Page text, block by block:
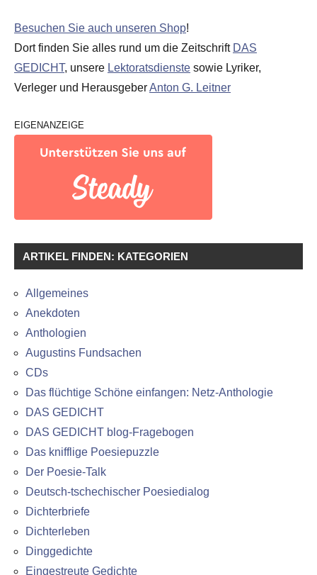
Besuchen Sie auch unseren Shop!
Dort finden Sie alles rund um die Zeitschrift DAS
GEDICHT, unsere Lektoratsdienste sowie Lyriker,
Verleger und HerausgeberAnton G. Leitner
EIGENANZEIGE
ARTIKEL FINDEN: KATEGORIEN
Allgemeines
Anekdoten
Anthologien
Augustins Fundsachen
CDs
Das flüchtige Schöne einfangen: Netz-Anthologie
DAS GEDICHT
DAS GEDICHT blog-Fragebogen
Das knifflige Poesiepuzzle
Der Poesie-Talk
Deutsch-tschechischer Poesiedialog
Dichterbriefe
Dichterleben
Dinggedichte
Eingestreute Gedichte